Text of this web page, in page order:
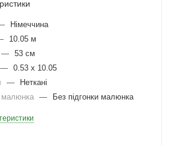
Німеччина
10.05 м
— 53 см
— 0.53 x 10.05
—
Неткані
малюнка — Без підгонки малюнка